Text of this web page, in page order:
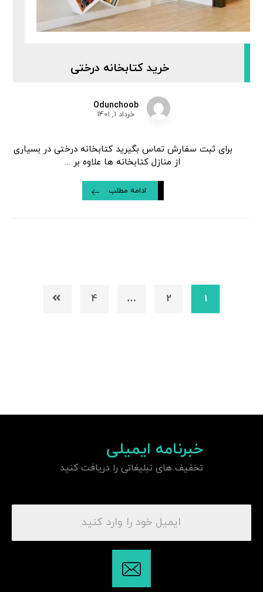
خرید کتابخانه درختی
Odunchoob
خرداد 1, 1401
برای ثبت سفارش تماس بگیرید کتابخانه درختی در بسیاری
از منازل کتابخانه ها علاوه بر ...
ادامه مطلب
1
2
…
4
خبرنامه ایمیلی
تخفیف های تبلیغاتی را دریافت کنید